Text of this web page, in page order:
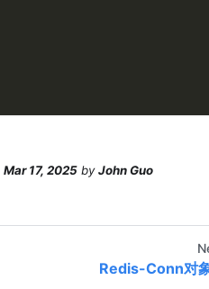
Mar 17, 2025byJohn Guo
Redis-Conn对